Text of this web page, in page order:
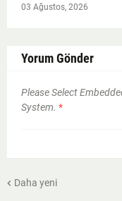
03 Ağustos, 2026
Yorum Gönder
Please Select
System. *
Daha yeni